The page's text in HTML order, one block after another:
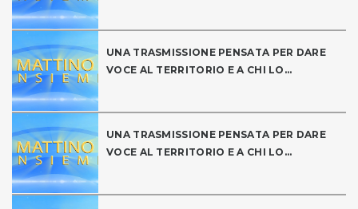
UNA TRASMISSIONE PENSATA PER DARE
VOCE AL TERRITORIO E A CHI LO...
UNA TRASMISSIONE PENSATA PER DARE
VOCE AL TERRITORIO E A CHI LO...